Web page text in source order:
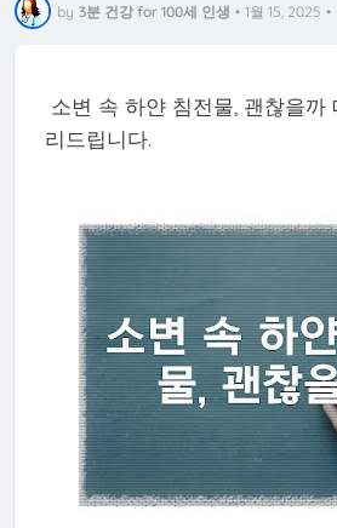
by 3분 건강 for 100세 인생 • 1월 15, 2025 •
소변 속 하얀 침전물, 괜찮을까
리드립니다.